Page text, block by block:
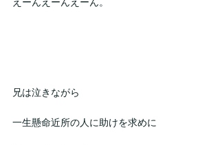
兄は泣きながら
一生懸命近所の人に助けを求めに